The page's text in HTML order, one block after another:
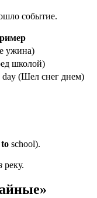
событие.
ужина)
школой)
day (Шел снег днем)
to school).
реку.